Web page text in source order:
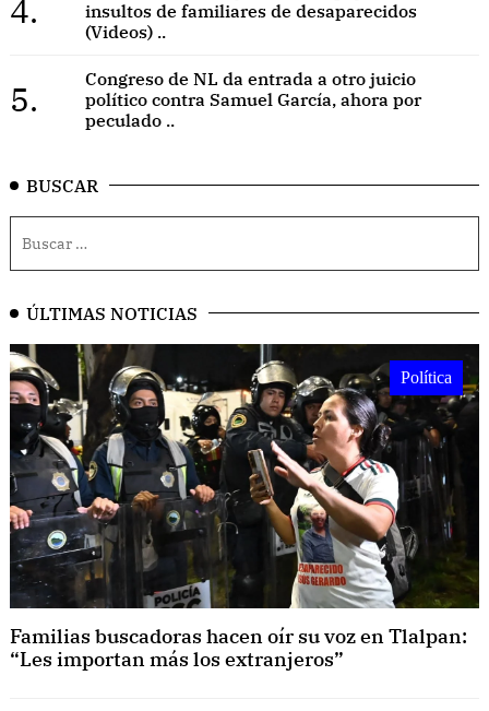
4.
insultos de familiares de desaparecidos
(Videos) ..
5.
Congreso de NL da entrada a otro juicio
político contra Samuel García, ahora por
peculado ..
BUSCAR
ÚLTIMAS NOTICIAS
Política
Familias buscadoras hacen oír su voz en Tlalpan:
“Les importan más los extranjeros”